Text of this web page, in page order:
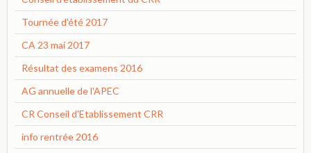
Tournée d'été 2017
CA 23 mai 2017
Résultat des examens 2016
AG annuelle de l'APEC
CR Conseil d'Etablissement CRR
info rentrée 2016